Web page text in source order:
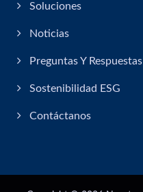
Soluciones
Noticias
Preguntas Y Respuestas
Sostenibilidad ESG
Contáctanos